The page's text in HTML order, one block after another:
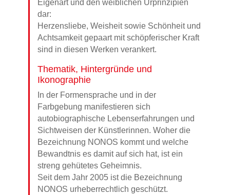
dar:
Herzensliebe, Weisheit sowie Schönheit und
Achtsamkeit gepaart mit schöpferischer Kraft
sind in diesen Werken verankert.
Thematik, Hintergründe und
Ikonographie
In der Formensprache und in der
Farbgebung manifestieren sich
autobiographische Lebenserfahrungen und
Sichtweisen der Künstlerinnen. Woher die
Bezeichnung NONOS kommt und welche
Bewandtnis es damit auf sich hat, ist ein
streng gehütetes Geheimnis.
Seit dem Jahr 2005 ist die Bezeichnung
NONOS urheberrechtlich geschützt.